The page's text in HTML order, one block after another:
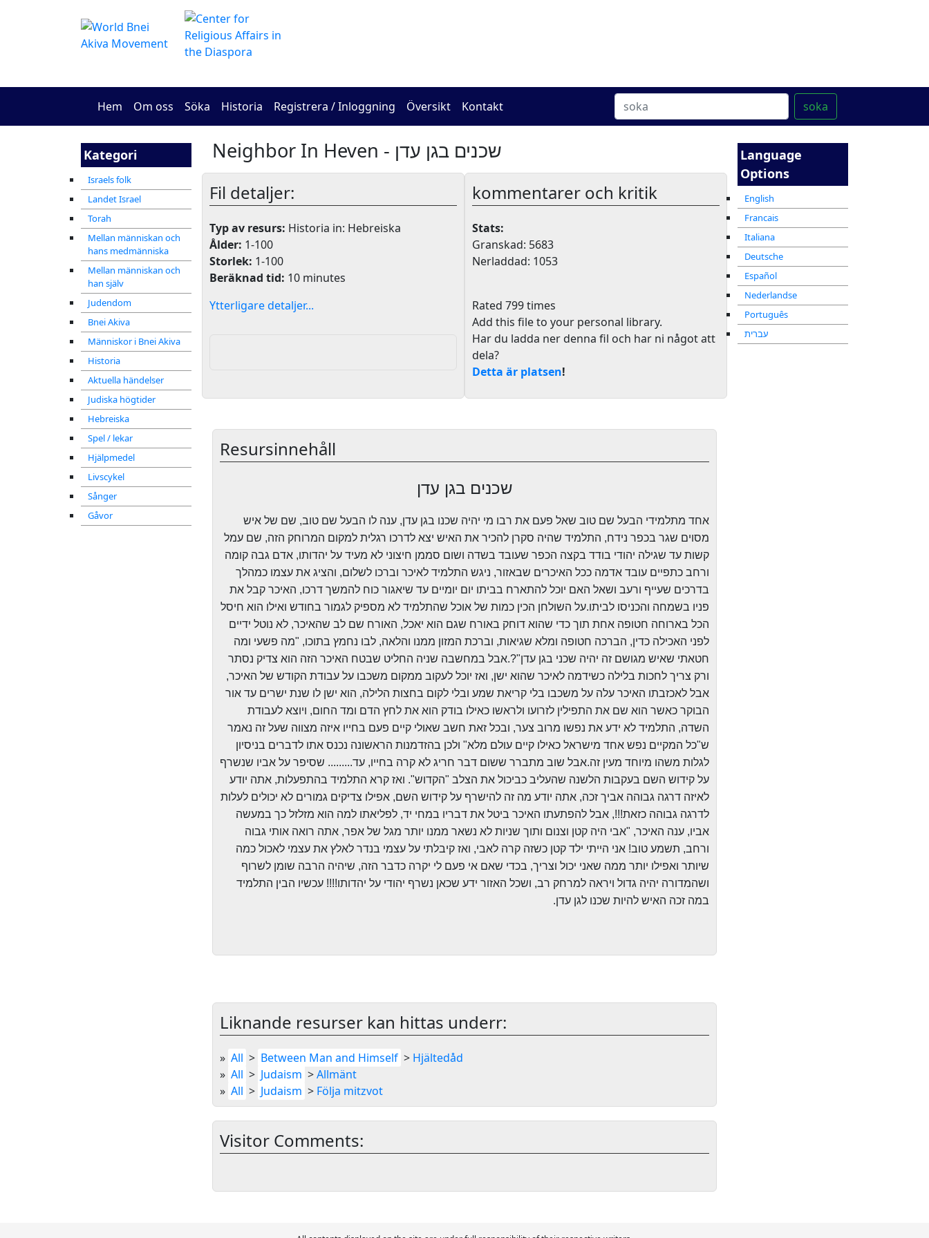
Hem Om oss Söka Historia Registrera / Inloggning Översikt Kontakt soka
Kategori
Israels folk
Landet Israel
Torah
Mellan människan och
hans medmänniska
Mellan människan och
han själv
Judendom
Bnei Akiva
Människor i Bnei Akiva
Historia
Aktuella händelser
Judiska högtider
Hebreiska
Spel / lekar
Hjälpmedel
Livscykel
Sånger
Gåvor
Neighbor In Heven - שכנים בגן עדן
Fil detaljer:
Typ av resurs: Historia in: Hebreiska
Ålder: 1-100
Storlek: 1-100
Beräknad tid: 10 minutes
Ytterligare detaljer...
kommentarer och kritik
Stats:
Granskad: 5683
Nerladdad: 1053
Rated 799 times
Add this file to your personal library.
Har du ladda ner denna fil och har ni något att
dela?
Detta är platsen!
Resursinnehåll
שכנים בגן עדן
אחד מתלמידי הבעל שם טוב שאל פעם את רבו מי יהיה שכנו בגן עדן, ענה לו הבעל שם טוב, שם של איש
מסוים שגר בכפר נידח, התלמיד שהיה סקרן להכיר את האיש יצא לדרכו רגלית למקום המרוחק הזה, שם עמל
קשות עד שגילה יהודי בודד בקצה הכפר שעובד בשדה ושום סממן חיצוני לא מעיד על יהדותו, אדם גבה קומה
ורחב כתפיים עובד אדמה ככל האיכרים שבאזור, ניגש התלמיד לאיכר וברכו לשלום, והציג את עצמו כמהלך
בדרכים שעייף ורעב ושאל האם יוכל להתארח בביתו יום יומיים עד שיאגור כוח להמשך דרכו, האיכר קבל את
פניו בשמחה והכניסו לביתו.על השולחן הכין כמות של אוכל שהתלמיד לא מספיק לגמור בחודש ואילו הוא חיסל
הכל בארוחה חטופה אחת תוך כדי שהוא דוחק באורח שגם הוא יאכל, האורח שם לב שהאיכר, לא נוטל ידיים
לפני האכילה כדין, הברכה חטופה ומלא שגיאות, וברכת המזון ממנו והלאה, לבו נחמץ בתוכו, "מה פשעי ומה
חטאתי שאיש מגושם זה יהיה שכני בגן עדן"?.אבל במחשבה שניה החליט שבטח האיכר הזה הוא צדיק נסתר
ורק צריך לחכות בלילה כשידמה לאיכר שהוא ישן, ואז יוכל לעקוב ממקום משכבו על עבודת הקודש של האיכר,
אבל לאכזבתו האיכר עלה על משכבו בלי קריאת שמע ובלי לקום בחצות הלילה, הוא ישן לו שנת ישרים עד אור
הבוקר כאשר הוא שם את התפילין לזרועו ולראשו כאילו בודק הוא את לחץ הדם ומד החום, ויוצא לעבודת
השדה, התלמיד לא ידע את נפשו מרוב צער, ובכל זאת חשב שאולי קיים פעם בחייו איזה מצווה שעל זה נאמר
ש"כל המקיים נפש אחד מישראל כאילו קיים עולם מלא" ולכן בהזדמנות הראשונה נכנס אתו לדברים בניסיון
לגלות משהו מיוחד מעין זה.אבל שוב מתברר ששום דבר חריג לא קרה בחייו, עד......... שסיפר על אביו שנשרף
על קידוש השם בעקבות הלשנה שהעליב כביכול את הצלב "הקדוש". ואז קרא התלמיד בהתפעלות, אתה יודע
לאיזה דרגה גבוהה אביך זכה, אתה יודע מה זה להישרף על קידוש השם, אפילו צדיקים גמורים לא יכולים לעלות
לדרגה גבוהה כזאת!!!, אבל להפתעתו האיכר ביטל את דבריו במחי יד, לפליאתו למה הוא מזלזל כך במעשה
אביו, ענה האיכר, "אבי היה קטן וצנום ותוך שניות לא נשאר ממנו יותר מגל של אפר, אתה רואה אותי גבוה
ורחב, תשמע טוב! אני הייתי ילד קטן כשזה קרה לאבי, ואז קיבלתי על עצמי בנדר לאלץ את עצמי לאכול כמה
שיותר ואפילו יותר ממה שאני יכול וצריך, בכדי שאם אי פעם לי יקרה כדבר הזה, שיהיה הרבה שומן לשרוף
ושהמדורה יהיה גדול ויראה למרחק רב, ושכל האזור ידע שכאן נשרף יהודי על יהדותו!!!! עכשיו הבין התלמיד
במה זכה האיש להיות שכנו לגן עדן.
Liknande resurser kan hittas underr:
» All > Between Man and Himself > Hjältedåd
» All > Judaism >Allmänt
» All > Judaism > Följa mitzvot
Visitor Comments:
Language
Options
English
Francais
Italiana
Deutsche
Español
Nederlandse
Português
עברית